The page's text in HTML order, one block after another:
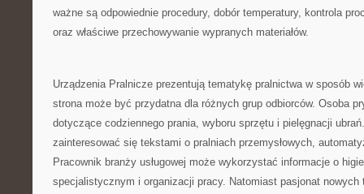
ważne są odpowiednie procedury, dobór temperatury, kontrola
oraz właściwe przechowywanie wypranych materiałów.
Urządzenia Pralnicze prezentują tematykę pralnictwa w sposób
strona może być przydatna dla różnych grup odbiorców. Osoba
dotyczące codziennego prania, wyboru sprzętu i pielęgnacji
zainteresować się tekstami o pralniach przemysłowych,
Pracownik branży usługowej może wykorzystać informacje o
specjalistycznym i organizacji pracy. Natomiast pasjonat nowych